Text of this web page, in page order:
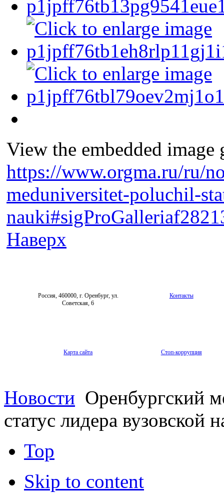
View the embedded
https://www.orgma.ru/ru/
meduniversitet-poluchil-
Наверх
Россия, 460000, г. Оренбург, ул.
Советская, 6
Контакты
Карта сайта Стоп-коррупция
Новости Оренбургский
статус лидера вузовской
Top
Skip to content